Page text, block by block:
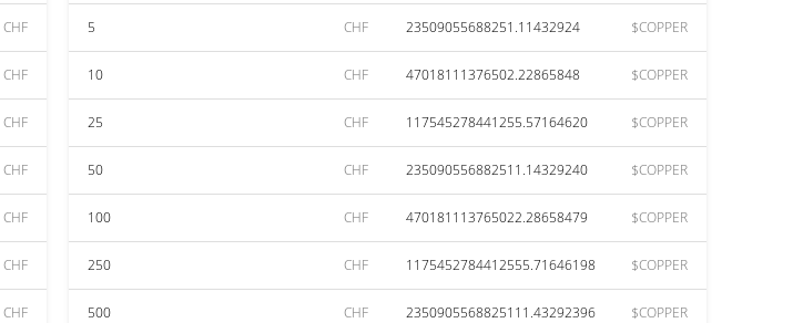
CHF
CHF
CHF
CHF
CHF
CHF
CHF
5 CHF 23509055688251.11432924 $COPPER
10 CHF 47018111376502.22865848 $COPPER
25 CHF 117545278441255.57164620 $COPPER
50 CHF 235090556882511.14329240 $COPPER
100 CHF 470181113765022.28658479 $COPPER
250 CHF 1175452784412555.71646198 $COPPER
500 CHF 2350905568825111.43292396 $COPPER